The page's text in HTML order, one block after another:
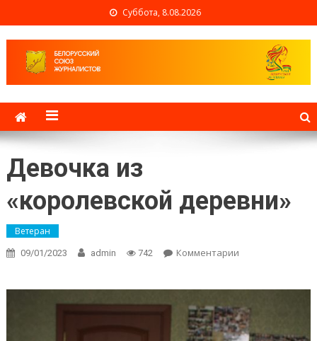
Суббота, 8.08.2026
Белорусский союз
журналистов
Девочка из
«королевской деревни»
Ветеран
09/01/2023 admin 742 Комментарии